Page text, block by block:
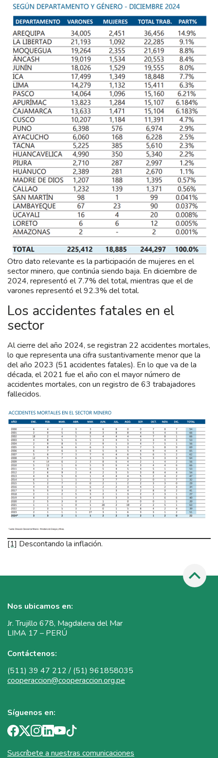
Otro dato relevante es la participación de mujeres en el
sector minero, que continúa siendo baja. En diciembre de
2024, representó el 7.7% del total, mientras que el de
varones representó el 92.3% del total.
Los accidentes fatales en el
sector
Al cierre del año 2024, se registran 22 accidentes mortales,
lo que representa una cifra sustantivamente menor que la
del año 2023 (51 accidentes fatales). En lo que va de la
década, el 2021 fue el año con el mayor número de
accidentes mortales, con un registro de 63 trabajadores
fallecidos.
[1] Descontando la inflación.
Nos ubicamos en:
Jr. Trujillo 678, Magdalena del Mar
LIMA 17 – PERÚ
Contáctenos:
(511) 39 47 212 / (51) 961858035
cooperaccion@cooperaccion.org.pe
Síguenos en:
Suscríbete a nuestras comunicaciones